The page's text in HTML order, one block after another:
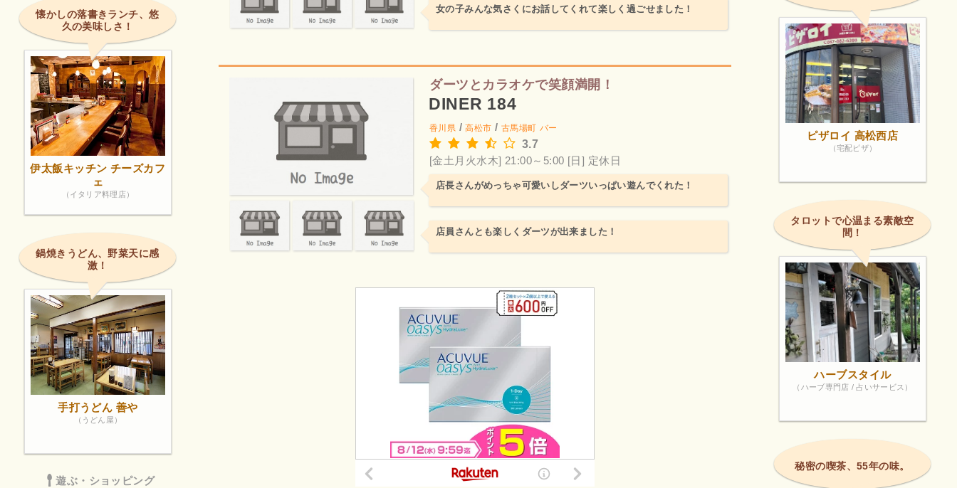
女の子みんな気さくにお話してくれて楽しく過ごせました！
ダーツとカラオケで笑顔満開！
DINER 184
香川県 /高松市 / 古馬場町 バー
3.7
[金土月火水木] 21:00～5:00 [日] 定休日
店長さんがめっちゃ可愛いしダーツいっぱい遊んでくれた！
店員さんとも楽しくダーツが出来ました！
懐かしの落書きランチ、悠
久の美味しさ！
伊太飯キッチン チーズカフ
ェ
（イタリア料理店）
鍋焼きうどん、野菜天に感
激！
手打うどん 善や
（うどん屋）
遊ぶ・ショッピング
ピザロイ 高松西店
（宅配ピザ）
タロットで心温まる素敵空
間！
ハーブスタイル
（ハーブ専門店 / 占いサービス）
秘密の喫茶、55年の味。